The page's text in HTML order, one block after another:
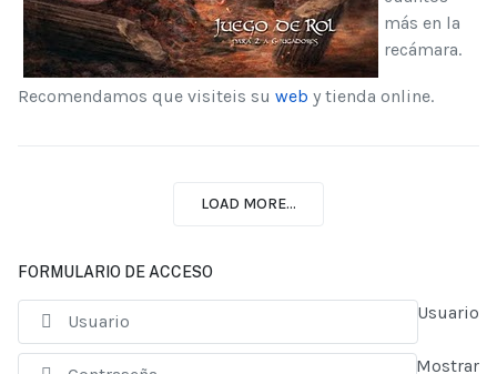
más en la
recámara.
Recomendamos que visiteis su web y tienda online.
LOAD MORE...
FORMULARIO DE ACCESO
Usuario
Mostrar